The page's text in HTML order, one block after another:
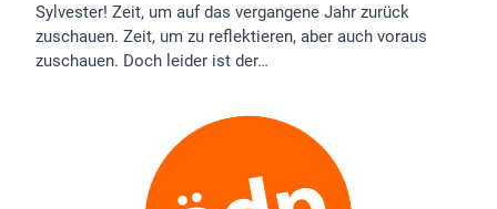
Sylvester! Zeit, um auf das vergangene Jahr zurück
zuschauen. Zeit, um zu reflektieren, aber auch voraus
zuschauen. Doch leider ist der…